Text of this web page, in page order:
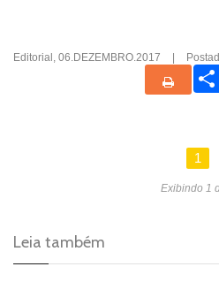
Editorial , 06.DEZEMBRO.2017
1
Exibindo 1
Leia também